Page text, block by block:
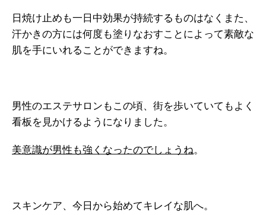
日焼け止めも一日中効果が持続するものはなくまた、
汗かきの方には何度も塗りなおすことによって素敵な
肌を手にいれることができますね。
男性のエステサロンもこの頃、街を歩いていてもよく
看板を見かけるようになりました。
美意識が男性も強くなったのでしょうね。
スキンケア、今日から始めてキレイな肌へ。